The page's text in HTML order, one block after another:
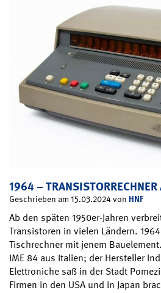
1964 –
Geschrieben am 15.03.2024 von HNF
Ab den späten 1950er-Jahren
Transistoren in vielen Ländern.
Tischrechner mit jenem
IME 84 aus Italien; der Hersteller
Elettroniche saß in der Stadt
Firmen in den USA und in Japan